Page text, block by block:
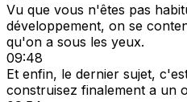
Vu que vous n'êtes pas
développement, on se
qu'on a sous les yeux.
09:48
Et enfin, le dernier sujet,
construisez finalement a un